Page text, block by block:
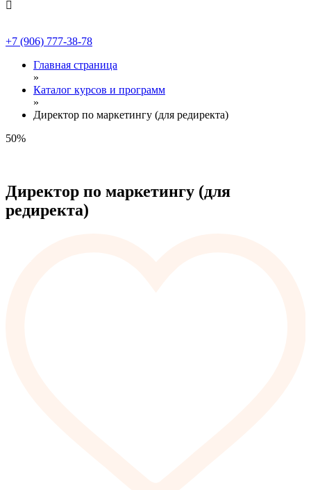
+7 (906) 777-38-78
Главная страница
»
Каталог курсов и программ
»
Директор по маркетингу (для редиректа)
50%
Директор по маркетингу (для
редиректа)